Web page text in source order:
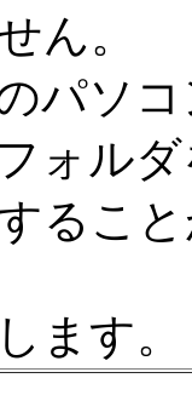
ん。
パソ
ォル
るこ
ます。